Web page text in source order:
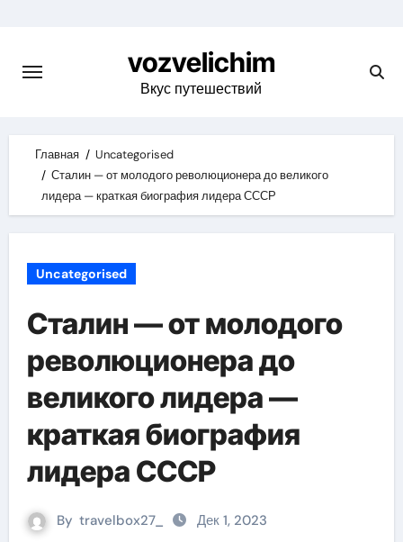
content
vozvelichim
Вкус путешествий
Главная
Uncategorised
Сталин — от молодого революционера до великого
лидера — краткая биография лидера СССР
Uncategorised
Сталин — от молодого
революционера до
великого лидера —
краткая биография
лидера СССР
By travelbox27_ Дек 1, 2023